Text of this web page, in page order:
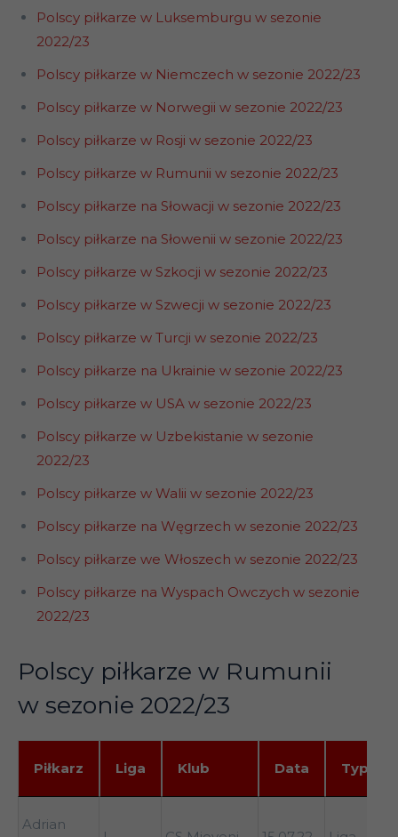
Polscy piłkarze w Luksemburgu w sezonie
2022/23
Polscy piłkarze w Niemczech w sezonie 2022/23
Polscy piłkarze w Norwegii w sezonie 2022/23
Polscy piłkarze w Rosji w sezonie 2022/23
Polscy piłkarze w Rumunii w sezonie 2022/23
Polscy piłkarze na Słowacji w sezonie 2022/23
Polscy piłkarze na Słowenii w sezonie 2022/23
Polscy piłkarze w Szkocji w sezonie 2022/23
Polscy piłkarze w Szwecji w sezonie 2022/23
Polscy piłkarze w Turcji w sezonie 2022/23
Polscy piłkarze na Ukrainie w sezonie 2022/23
Polscy piłkarze w USA w sezonie 2022/23
Polscy piłkarze w Uzbekistanie w sezonie
2022/23
Polscy piłkarze w Walii w sezonie 2022/23
Polscy piłkarze na Węgrzech w sezonie 2022/23
Polscy piłkarze we Włoszech w sezonie 2022/23
Polscy piłkarze na Wyspach Owczych w sezonie
2022/23
Polscy piłkarze w Rumunii
w sezonie 2022/23
Piłkarz Liga Klub Data Typ
Adrian